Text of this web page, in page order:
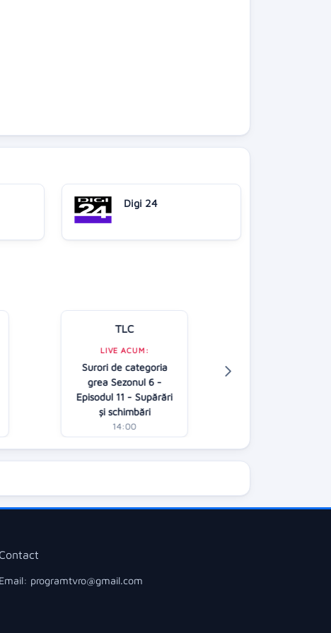
Digi 24
TLC
LIVE ACUM:
Surori de categoria
grea Sezonul 6 -
Episodul 11 - Supărări
și schimbări
14:00
Contact
Email: programtvro@gmail.com